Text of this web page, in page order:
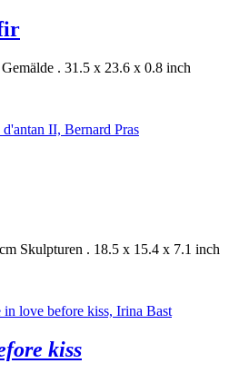
Gemälde . 31.5 x 23.6 x 0.8 inch
Skulpturen . 18.5 x 15.4 x 7.1 inch
kiss